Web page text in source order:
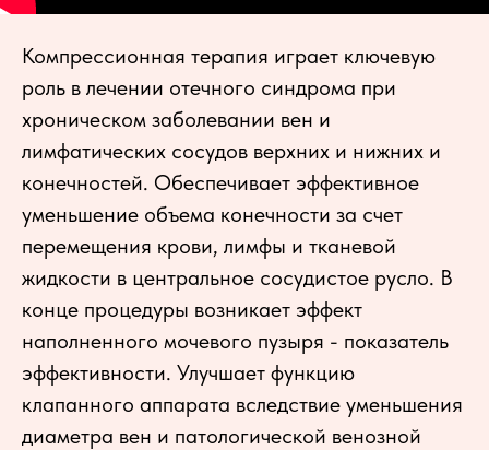
Компрессионная терапия играет ключевую
роль в лечении отечного синдрома при
хроническом заболевании вен и
лимфатических сосудов верхних и нижних и
конечностей. Обеспечивает эффективное
уменьшение объема конечности за счет
перемещения крови, лимфы и тканевой
жидкости в центральное сосудистое русло. В
конце процедуры возникает эффект
наполненного мочевого пузыря - показатель
эффективности. Улучшает функцию
клапанного аппарата вследствие уменьшения
диаметра вен и патологической венозной